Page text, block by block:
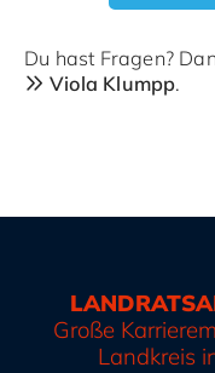
Du hast Fragen?
Viola Klumpp.
Große
Landkreis